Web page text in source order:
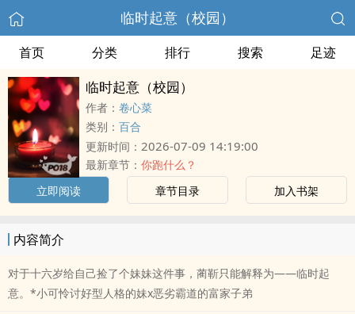
临时起意（校园）
首页 分类 排行 搜索 足迹
临时起意（校园）
作者： 卷心菜
类别： 百合
更新时间： 2026-07-09 14:19:00
最新章节： 你跑什么？
立即阅读
章节目录 加入书架
内容简介
对于十六岁给自己捡了个妹妹这件事，蔺靳只能解释为——临时起
意。*小可怜讨好型人格的妹x恶劣霸道的富家子弟